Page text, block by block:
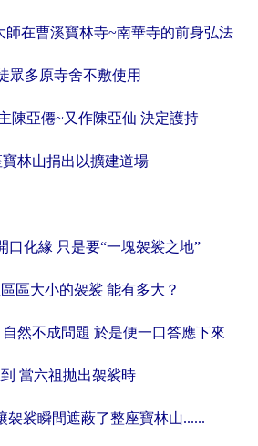
師在曹溪寶林寺~南華寺的前身弘法
眾多原寺舍不敷使用
陳亞僊~又作陳亞仙 決定護持
寶林山捐出以擴建道場
口化緣 只是要“一塊袈裟之地”
區大小的袈裟 能有多大？
然不成問題 於是便一口答應下來
當六祖拋出袈裟時
袈裟瞬間遮蔽了整座寶林山......